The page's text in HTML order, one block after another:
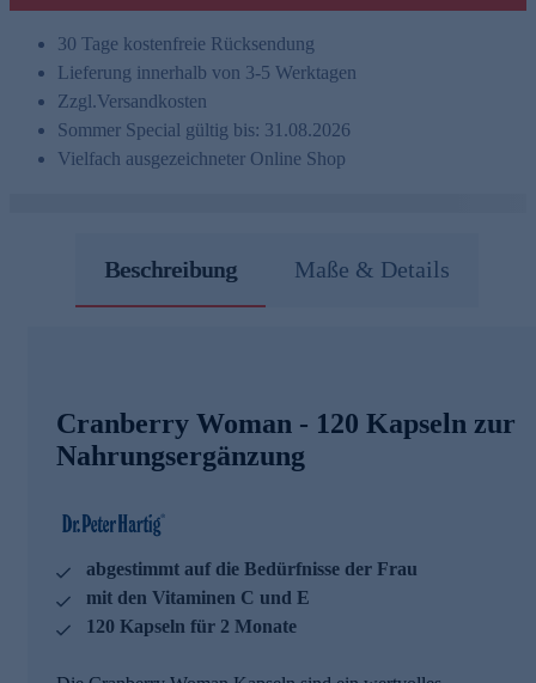
30 Tage kostenfreie Rücksendung
Lieferung innerhalb von 3-5 Werktagen
Zzgl.Versandkosten
Sommer Special gültig bis: 31.08.2026
Vielfach ausgezeichneter Online Shop
Beschreibung Maße & Details
Cranberry Woman - 120 Kapseln zur
Nahrungsergänzung
abgestimmt auf die Bedürfnisse der Frau
mit den Vitaminen C und E
120 Kapseln für 2 Monate